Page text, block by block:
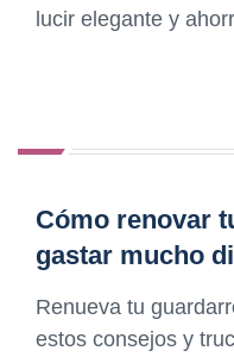
lucir elegante y
Cómo renovar
gastar mucho
Renueva tu
estos consejos y